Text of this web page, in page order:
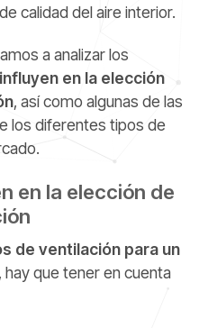
calidad del aire interior.
a analizar los
en la elección
, así como algunas de las
los diferentes tipos de
en la elección de
de ventilación para un
hay que tener en cuenta